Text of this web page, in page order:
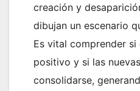
creación y
dibujan un escenario
Es vital comprender
positivo y si las
consolidarse,